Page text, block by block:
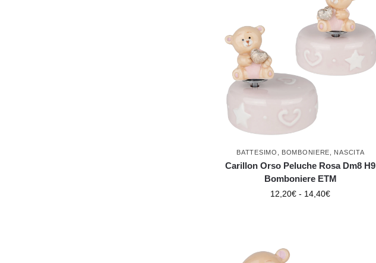
BATTESIMO BOMBONIERE NASCITA
Carillon Orso Peluche Rosa Dm8 H9
Bomboniere ETM
12,20€ - 14,40€